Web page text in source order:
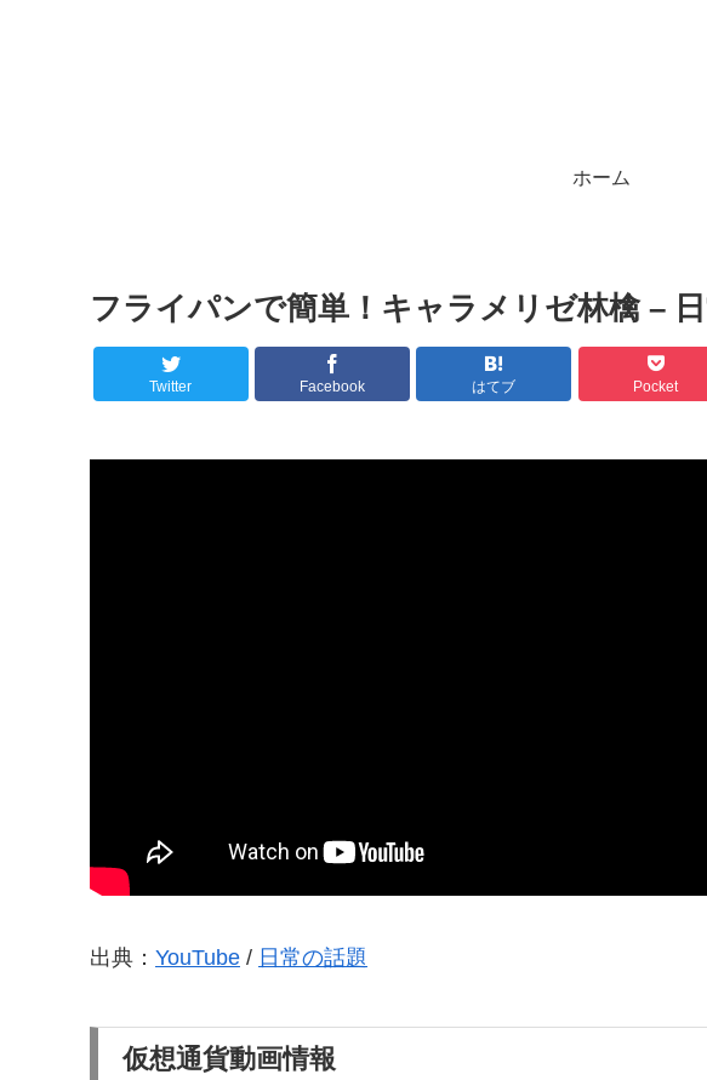
ホーム
フライパンで簡単！キャラメリゼ林檎 –
Twitter Facebook はてブ Pocket
出典： YouTube / 日常の話題
仮想通貨動画情報